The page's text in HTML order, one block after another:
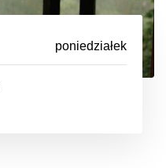
poniedziałek